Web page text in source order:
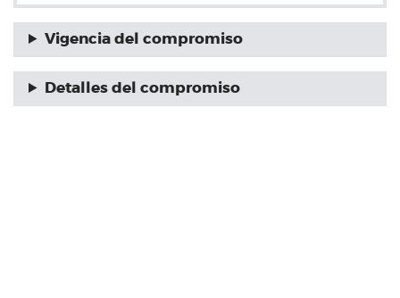
Vigencia del compromiso
Detalles del compromiso